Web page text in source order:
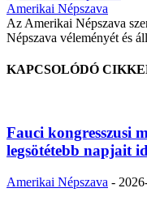
Amerikai Népszava
Az Amerikai Népszava
Népszava véleményét és
KAPCSOLÓDÓ
Fauci kongresszusi
legsötétebb napjait
Amerikai Népszava -